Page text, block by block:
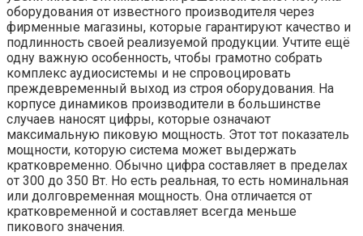
оборудования от известного производителя через
фирменные магазины, которые гарантируют качество и
подлинность своей реализуемой продукции. Учтите ещё
одну важную особенность, чтобы грамотно собрать
комплекс аудиосистемы и не спровоцировать
преждевременный выход из строя оборудования. На
корпусе динамиков производители в большинстве
случаев наносят цифры, которые означают
максимальную пиковую мощность. Этот тот показатель
мощности, которую система может выдержать
кратковременно. Обычно цифра составляет в пределах
от 300 до 350 Вт. Но есть реальная, то есть номинальная
или долговременная мощность. Она отличается от
кратковременной и составляет всегда меньше
пикового значения.